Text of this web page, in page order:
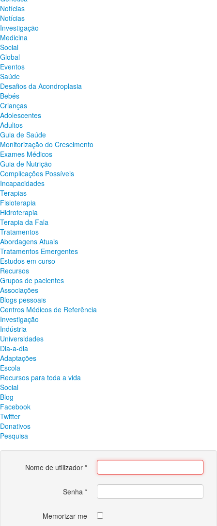
Notícias
Notícias
Investigação
Medicina
Social
Global
Eventos
Saúde
Desafios da Acondroplasia
Bebés
Crianças
Adolescentes
Adultos
Guia de Saúde
Monitorização do Crescimento
Exames Médicos
Guia de Nutrição
Complicações Possíveis
Incapacidades
Terapias
Fisioterapia
Hidroterapia
Terapia da Fala
Tratamentos
Abordagens Atuais
Tratamentos Emergentes
Estudos em curso
Recursos
Grupos de pacientes
Associações
Blogs pessoais
Centros Médicos de Referência
Investigação
Indústria
Universidades
Dia-a-dia
Adaptações
Escola
Recursos para toda a vida
Social
Blog
Facebook
Twitter
Donativos
Pesquisa
Nome de utilizador *
Senha *
Memorizar-me